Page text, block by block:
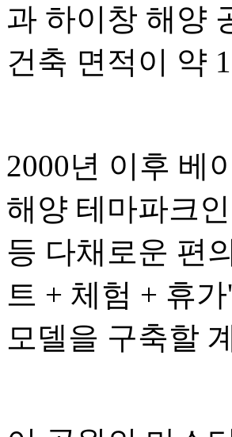
과 하이창 해양
건축 면적이 약
2000년 이후 베
해양 테마파크
등 다채로운 편
트 + 체험 + 휴
모델을 구축할